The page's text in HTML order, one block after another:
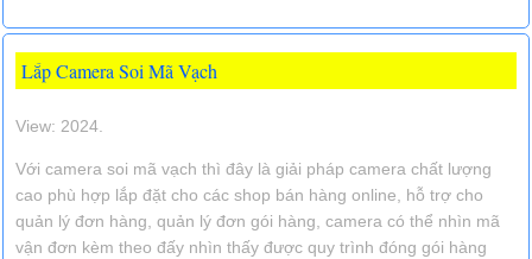
Lắp Camera Soi Mã Vạch
View: 2024.
Với camera soi mã vạch thì đây là giải pháp camera chất lượng
cao phù hợp lắp đặt cho các shop bán hàng online, hỗ trợ cho
quản lý đơn hàng, quản lý đơn gói hàng, camera có thể nhìn mã
vận đơn kèm theo đấy nhìn thấy được quy trình đóng gói hàng